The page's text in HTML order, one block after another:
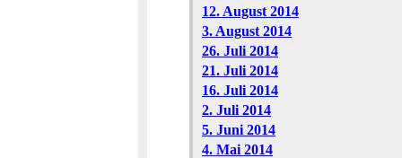
12. August 2014
3. August 2014
26. Juli 2014
21. Juli 2014
16. Juli 2014
2. Juli 2014
5. Juni 2014
4. Mai 2014